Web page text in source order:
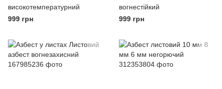
високотемпературний
999 грн
вогнестійкий
999 грн